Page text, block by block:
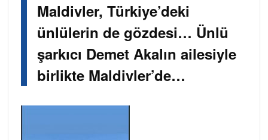
Maldivler, Türkiye’deki
ünlülerin de gözdesi… Ünlü
şarkıcı Demet Akalın ailesiyle
birlikte Maldivler’de…